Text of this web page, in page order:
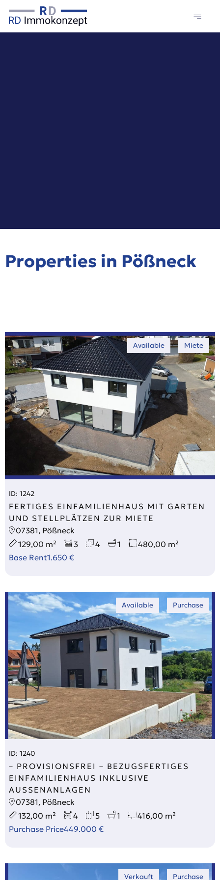
Properties in Pößneck
Available Miete
ID: 1242
FERTIGES EINFAMILIENHAUS MIT GARTEN
UND STELLPLÄTZEN ZUR MIETE
07381, Pößneck
129,00 m²
3 4 1
480,00 m²
Base Rent1.650 €
Available Purchase
ID: 1240
– PROVISIONSFREI – BEZUGSFERTIGES
EINFAMILIENHAUS INKLUSIVE
AUSSENANLAGEN
07381, Pößneck
132,00 m²
4 5 1
416,00 m²
Purchase Price449.000 €
Verkauft Purchase